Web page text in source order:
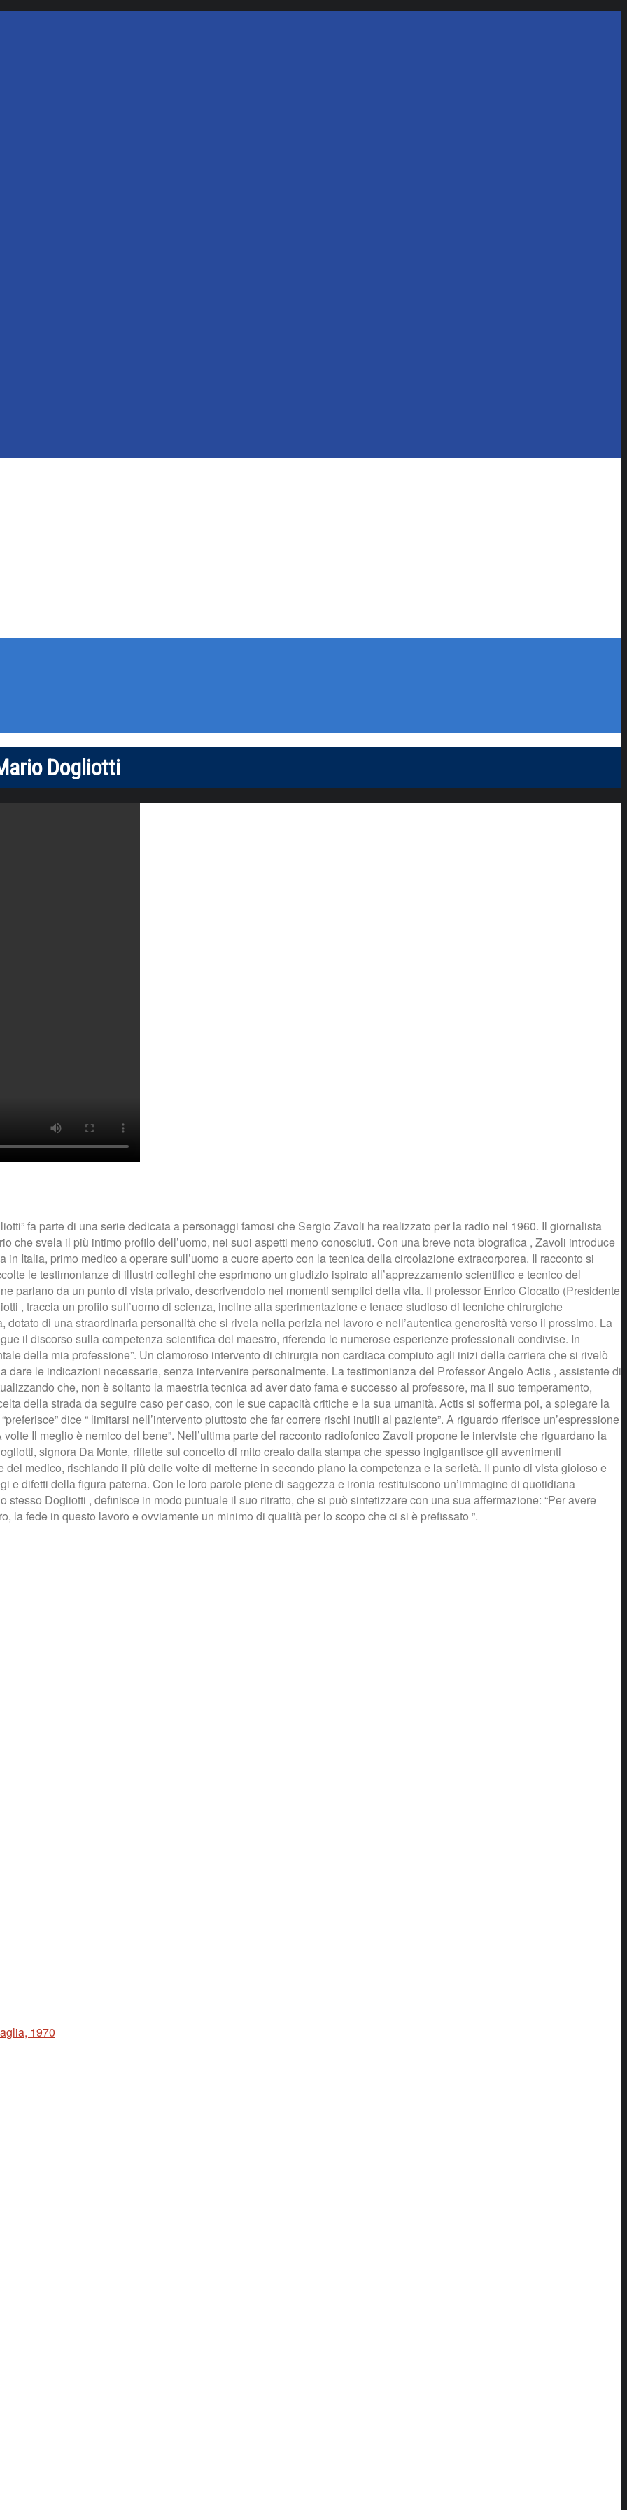
Dogliotti
fa parte di una serie dedicata a personaggi famosi che Sergio Zavoli ha realizzato per la radio nel 1960. Il giornalista
che svela il più intimo profilo dell’uomo, nei suoi aspetti meno conosciuti. Con una breve nota biografica , Zavoli introduce
Italia, primo medico a operare sull’uomo a cuore aperto con la tecnica della circolazione extracorporea. Il racconto si
le testimonianze di illustri colleghi che esprimono un giudizio ispirato all’apprezzamento scientifico e tecnico del
parlano da un punto di vista privato, descrivendolo nei momenti semplici della vita. Il professor Enrico Ciocatto (Presidente
, traccia un profilo sull’uomo di scienza, incline alla sperimentazione e tenace studioso di tecniche chirurgiche
di una straordinaria personalità che si rivela nella perizia nel lavoro e nell’autentica generosità verso il prossimo. La
il discorso sulla competenza scientifica del maestro, riferendo le numerose esperienze professionali condivise. In
della mia professione”. Un clamoroso intervento di chirurgia non cardiaca compiuto agli inizi della carriera che si rivelò
le indicazioni necessarie, senza intervenire personalmente. La testimonianza del Professor Angelo Actis , assistente di
che, non è soltanto la maestria tecnica ad aver dato fama e successo al professore, ma il suo temperamento,
della strada da seguire caso per caso, con le sue capacità critiche e la sua umanità. Actis si sofferma poi, a spiegare la
dice “ limitarsi nell’intervento piuttosto che far correre rischi inutili al paziente”. A riguardo riferisce un’espressione
Il meglio è nemico del bene”. Nell’ultima parte del racconto radiofonico Zavoli propone le interviste che riguardano la
signora Da Monte, riflette sul concetto di mito creato dalla stampa che spesso ingigantisce gli avvenimenti
medico, rischiando il più delle volte di metterne in secondo piano la competenza e la serietà. Il punto di vista gioioso e
e difetti della figura paterna. Con le loro parole piene di saggezza e ironia restituiscono un’immagine di quotidiana
Dogliotti , definisce in modo puntuale il suo ritratto, che si può sintetizzare con una sua affermazione: “Per avere
la fede in questo lavoro e ovviamente un minimo di qualità per lo scopo che ci si è prefissato ”.